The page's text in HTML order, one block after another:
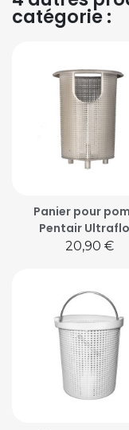
catégorie :
Panier pour
Pentair
Prix
20,90 €